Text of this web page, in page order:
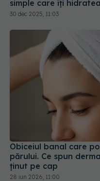
simple care îți
30 dec 2025, 11:03
Obiceiul banal care
părului. Ce spun
ținut pe cap
28 iun 2026, 11:00